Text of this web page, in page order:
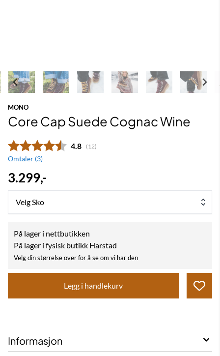
MONO
Core Cap Suede Cognac Wine
Gjennomsnittskarakter:
4.8 (stemmer:
12)
Omtaler (3)
3.299,-
Velg Sko
På lager i nettbutikken
På lager i fysisk butikk Harstad
Velg din størrelse over for å se om vi har den
Legg i handlekurv
Informasjon